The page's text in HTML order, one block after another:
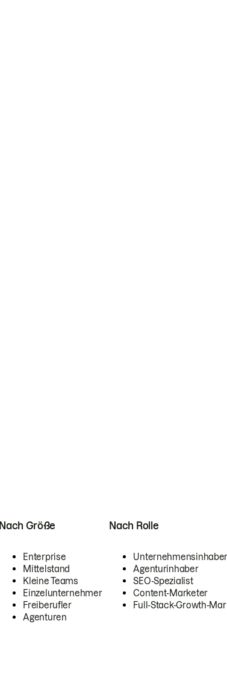
Nach Größe
Enterprise
Mittelstand
Kleine Teams
Einzelunternehmer
Freiberufler
Agenturen
Nach Rolle
Unternehmensinhaber
Agenturinhaber
SEO-Spezialist
Content-Marketer
Full-Stack-Growth-